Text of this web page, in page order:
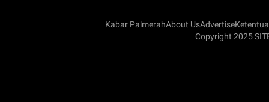
Kabar PalmerahAbout UsAdvertise
Copyright 2025